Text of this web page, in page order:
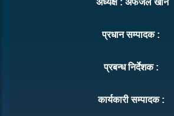
प्रधान सम्पादक :
प्रबन्ध निर्देशक :
कार्यकारी सम्पादक :